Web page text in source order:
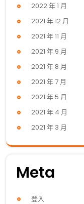
2022 年 1 月
2021 年 12 月
2021 年 11 月
2021 年 9 月
2021 年 8 月
2021 年 7 月
2021 年 5 月
2021 年 4 月
2021 年 3 月
Meta
登入